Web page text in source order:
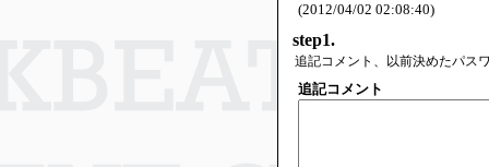
(2012/04/02 02:08:40)
step1.
追記コメント、以前決めたパス
追記コメント